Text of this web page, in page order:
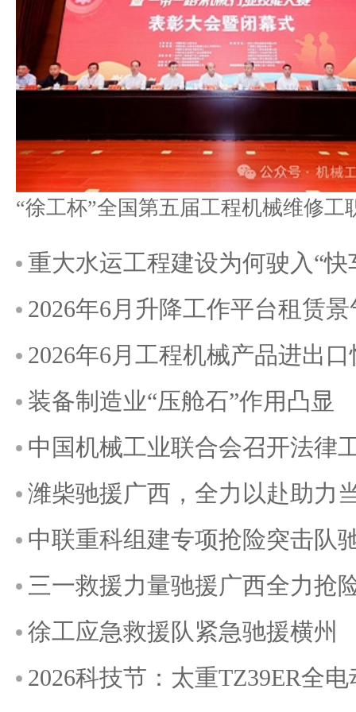
重大水运工程建设为何驶入“快
2026年6月升降工作平台租赁
2026年6月工程机械产品进出
装备制造业“压舱石”作用凸显
中国机械工业联合会召开法律
潍柴驰援广西，全力以赴助力
中联重科组建专项抢险突击队
三一救援力量驰援广西全力抢
徐工应急救援队紧急驰援横州
2026科技节：太重TZ39ER全